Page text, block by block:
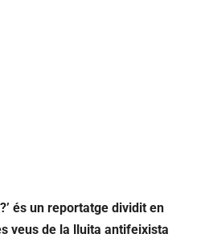
és un reportatge dividit en
veus de la lluita antifeixista